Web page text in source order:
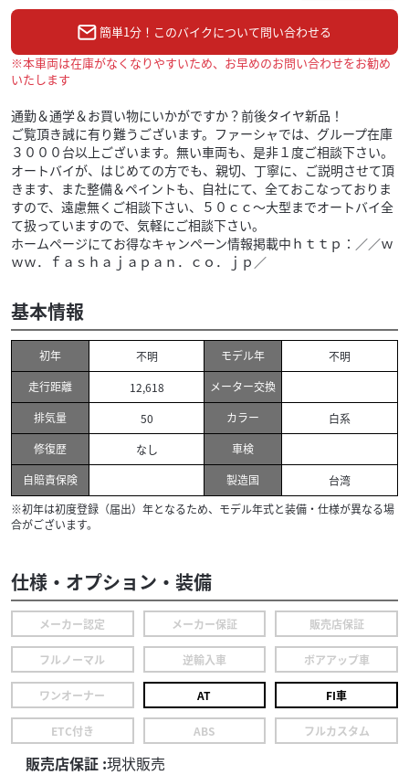
簡単1分！このバイクについて問い合わせる
※本車両は在庫がなくなりやすいため、お早めのお問い合わせをお勧め
いたします
通勤＆通学＆お買い物にいかがですか？前後タイヤ新品！
ご覧頂き誠に有り難うございます。ファーシャでは、グループ在庫
３０００台以上ございます。無い車両も、是非１度ご相談下さい。
オートバイが、はじめての方でも、親切、丁寧に、ご説明させて頂
きます、また整備＆ペイントも、自社にて、全ておこなっておりま
すので、遠慮無くご相談下さい、５０ｃｃ〜大型までオートバイ全
て扱っていますので、気軽にご相談下さい。
ホームページにてお得なキャンペーン情報掲載中ｈｔｔｐ：／／ｗ
ｗｗ．ｆａｓｈａｊａｐａｎ．ｃｏ．ｊｐ／
基本情報
初年 不明 モデル年
不明
走行距離
12,618
メーター交換
排気量
50 カラー
白系
修復歴
なし
車検
自賠責保険
製造国
台湾
※初年は初度登録（届出）年となるため、モデル年式と装備・仕様が異なる場
合がございます。
仕様・オプション・装備
メーカー認定 メーカー保証 販売店保証
フルノーマル 逆輸入車 ボアアップ車
ワンオーナー AT FI車
ETC付き ABS フルカスタム
販売店保証 :現状販売